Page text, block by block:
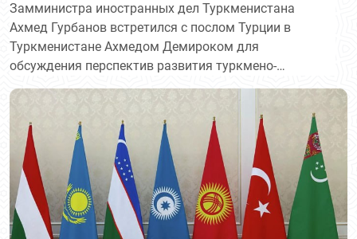
Замминистра иностранных дел Туркменистана
Ахмед Гурбанов встретился с послом Турции в
Туркменистане Ахмедом Демироком для
обсуждения перспектив развития туркмено-
турецких отношений.